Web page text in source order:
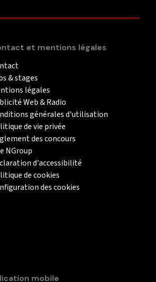
et mentions légales
& stages
légales
Web & Radio
générales d'utilisation
de vie privée
des concours
NGroup
d'accessibilité
de cookies
des cookies
mobile